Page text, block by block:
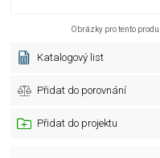
Obrázky pro tento
Katalogový list
Přidat do porovnání
Přidat do projektu